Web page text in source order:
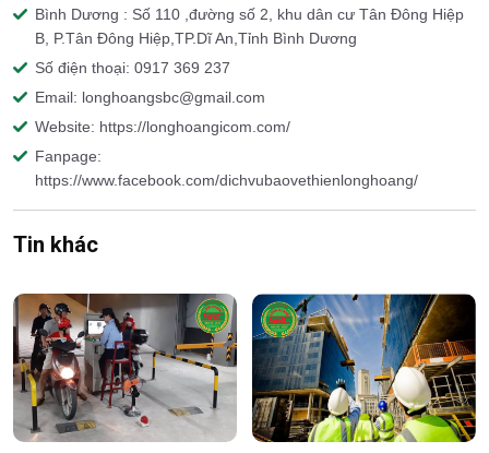
Bình Dương : Số 110 ,đường số 2, khu dân cư Tân Đông Hiệp
B, P.Tân Đông Hiệp,TP.Dĩ An,Tỉnh Bình Dương
Số điện thoại: 0917 369 237
Email: longhoangsbc@gmail.com
Website: https://longhoangicom.com/
Fanpage:
https://www.facebook.com/dichvubaovethienlonghoang/
Tin khác